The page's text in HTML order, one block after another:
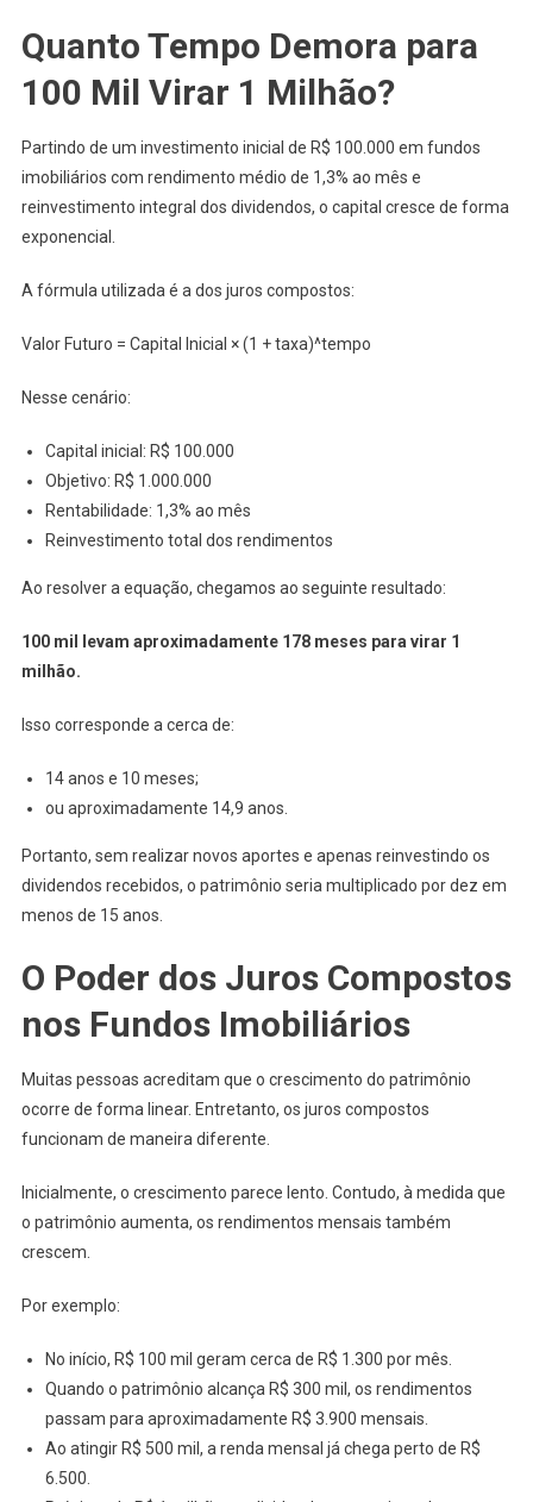
Quanto Tempo Demora para
100 Mil Virar 1 Milhão?
Partindo de um investimento inicial de R$ 100.000 em fundos
imobiliários com rendimento médio de 1,3% ao mês e
reinvestimento integral dos dividendos, o capital cresce de forma
exponencial.
A fórmula utilizada é a dos juros compostos:
Valor Futuro = Capital Inicial × (1 + taxa)^tempo
Nesse cenário:
Capital inicial: R$ 100.000
Objetivo: R$ 1.000.000
Rentabilidade: 1,3% ao mês
Reinvestimento total dos rendimentos
Ao resolver a equação, chegamos ao seguinte resultado:
100 mil levam aproximadamente 178 meses para virar 1
milhão.
Isso corresponde a cerca de:
14 anos e 10 meses;
ou aproximadamente 14,9 anos.
Portanto, sem realizar novos aportes e apenas reinvestindo os
dividendos recebidos, o patrimônio seria multiplicado por dez em
menos de 15 anos.
O Poder dos Juros Compostos
nos Fundos Imobiliários
Muitas pessoas acreditam que o crescimento do patrimônio
ocorre de forma linear. Entretanto, os juros compostos
funcionam de maneira diferente.
Inicialmente, o crescimento parece lento. Contudo, à medida que
o patrimônio aumenta, os rendimentos mensais também
crescem.
Por exemplo:
No início, R$ 100 mil geram cerca de R$ 1.300 por mês.
Quando o patrimônio alcança R$ 300 mil, os rendimentos
passam para aproximadamente R$ 3.900 mensais.
Ao atingir R$ 500 mil, a renda mensal já chega perto de R$
6.500.